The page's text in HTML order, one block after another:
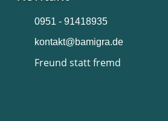
0951 - 91418935
kontakt@bamigra.de
Freund statt fremd